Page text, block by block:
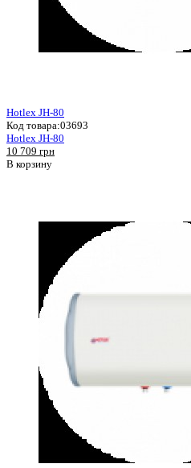
Hotlex JH-80
Код товара:03693
Hotlex JH-80
10 709 грн
В корзину